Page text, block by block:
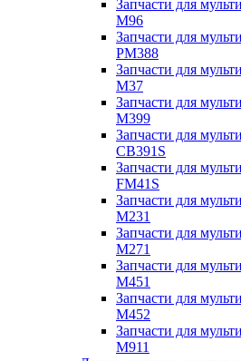
Запчасти для
M96
Запчасти для
PM388
Запчасти для
M37
Запчасти для
M399
Запчасти для
CB391S
Запчасти для
FM41S
Запчасти для
M231
Запчасти для
M271
Запчасти для
M451
Запчасти для
M452
Запчасти для
M911